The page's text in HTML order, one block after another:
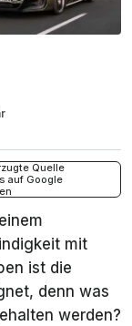
Quelle
auf Google
mit
ist die
denn was
werden?